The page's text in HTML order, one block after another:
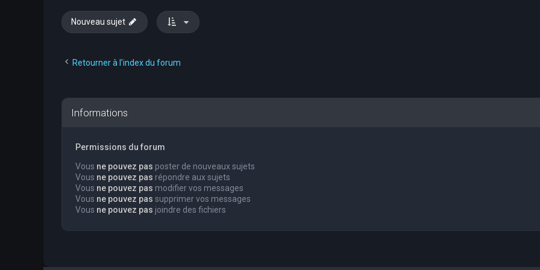
Nouveau sujet
Retourner à l’index du forum
Informations
Permissions du forum
Vous ne pouvez pas poster de nouveaux sujets
Vous ne pouvez pas répondre aux sujets
Vous ne pouvez pas modifier vos messages
Vous ne pouvez pas supprimer vos messages
Vous ne pouvez pas joindre des fichiers